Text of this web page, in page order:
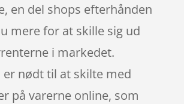
en del shops efterhånden
mere for at skille sig ud
i markedet.
er nødt til at skilte med
på varerne online, som